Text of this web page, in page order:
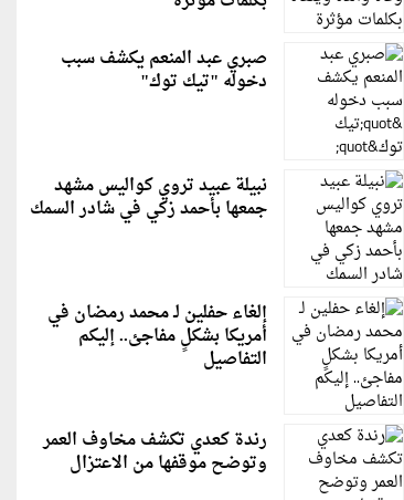
صبري عبد المنعم يكشف سبب
دخوله "تيك توك"
نبيلة عبيد تروي كواليس مشهد
جمعها بأحمد زكي في شادر السمك
إلغاء حفلين لـ محمد رمضان في
أمريكا بشكلٍ مفاجئ.. إليكم
التفاصيل
رندة كعدي تكشف مخاوف العمر
وتوضح موقفها من الاعتزال